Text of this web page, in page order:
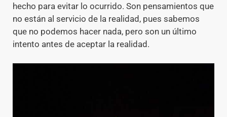
hecho para evitar lo ocurrido. Son pensamientos que
no están al servicio de la realidad, pues sabemos
que no podemos hacer nada, pero son un último
intento antes de aceptar la realidad.